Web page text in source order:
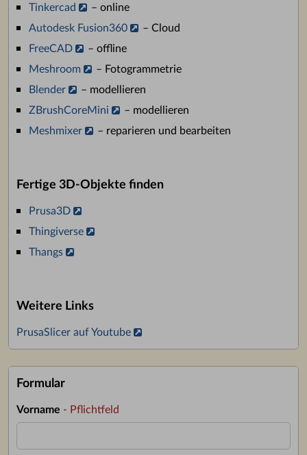
Tinkercad
– online
Autodesk Fusion360
– Cloud
FreeCAD
– offline
Meshroom
– Fotogrammetrie
Blender
– modellieren
ZBrushCoreMini
– modellieren
Meshmixer
– reparieren und bearbeiten
Fertige 3D-Objekte finden
Prusa3D
Thingiverse
Thangs
Weitere Links
PrusaSlicer auf Youtube
Formular
Vorname - Pflichtfeld